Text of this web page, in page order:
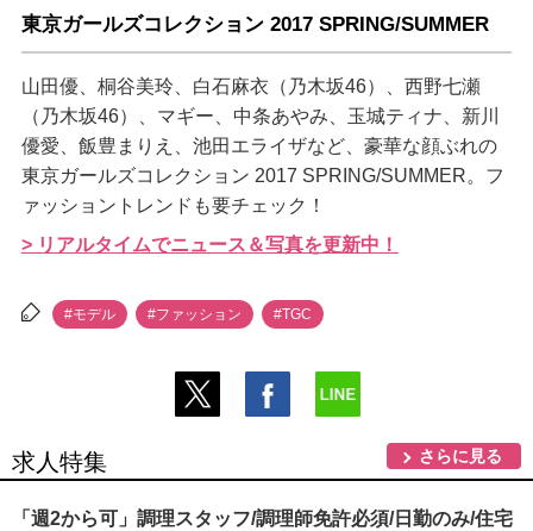
東京ガールズコレクション 2017 SPRING/SUMMER
山田優、桐谷美玲、白石麻衣（乃木坂46）、西野七瀬
（乃木坂46）、マギー、中条あやみ、玉城ティナ、新川
優愛、飯豊まりえ、池田エライザなど、豪華な顔ぶれの
東京ガールズコレクション 2017 SPRING/SUMMER。フ
ァッショントレンドも要チェック！
> リアルタイムでニュース＆写真を更新中！
#モデル #ファッション #TGC
求人特集 さらに見る
「週2から可」調理スタッフ/調理師免許必須/日勤のみ/住宅